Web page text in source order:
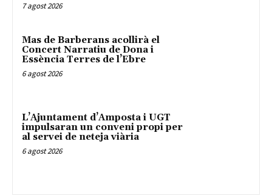
7 agost 2026
Mas de Barberans acollirà el
Concert Narratiu de Dona i
Essència Terres de l’Ebre
6 agost 2026
L’Ajuntament d’Amposta i UGT
impulsaran un conveni propi per
al servei de neteja viària
6 agost 2026